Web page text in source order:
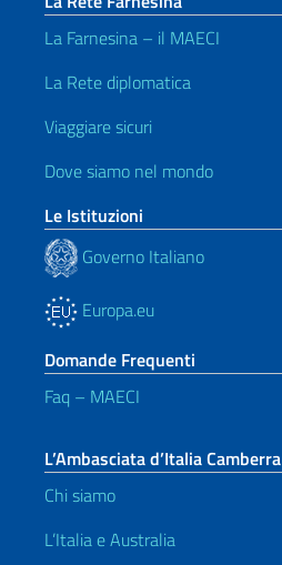
La Farnesina – il MAECI
La Rete diplomatica
Viaggiare sicuri
Dove siamo nel mondo
Le Istituzioni
Governo Italiano
Europa.eu
Domande Frequenti
Faq – MAECI
L’Ambasciata d’Italia Camberra
Chi siamo
L’Italia e Australia